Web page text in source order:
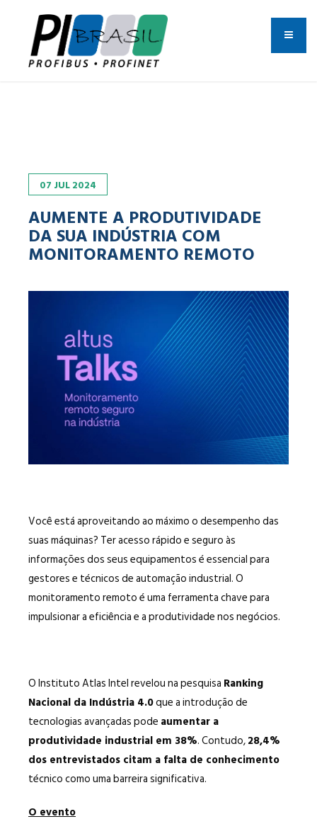
07 JUL2024
AUMENTE A PRODUTIVIDADE
DA SUA INDÚSTRIA COM
MONITORAMENTO REMOTO
Você está aproveitando ao máximo o desempenho das
suas máquinas? Ter acesso rápido e seguro às
informações dos seus equipamentos é essencial para
gestores e técnicos de automação industrial. O
monitoramento remoto é uma ferramenta chave para
impulsionar a eficiência e a produtividade nos negócios.
O Instituto Atlas Intel revelou na pesquisa Ranking
Nacional da Indústria 4.0que a introdução de
tecnologias avançadas pode aumentar a
produtividade industrial em 38%. Contudo,28,4%
dos entrevistados citam a falta de conhecimento
técnico como uma barreira significativa.
O evento